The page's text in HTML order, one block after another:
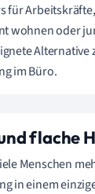
für
wohnen oder
im Büro.
flache
Menschen
in einem